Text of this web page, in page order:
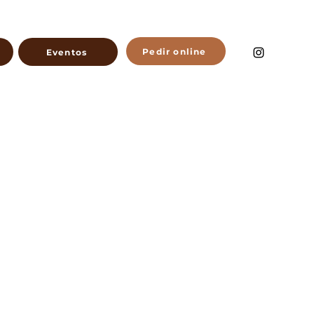
Eventos Pedir online